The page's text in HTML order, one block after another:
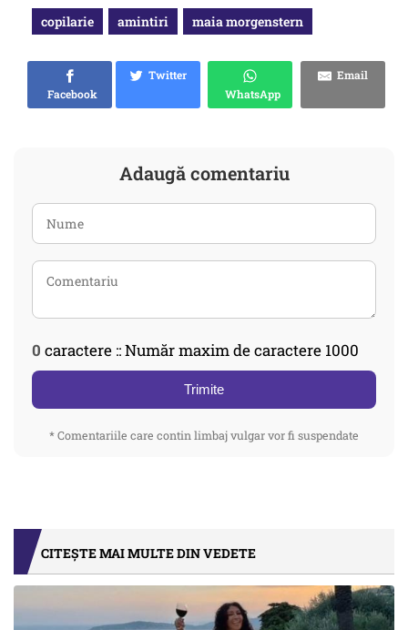
copilarie amintiri maia morgenstern
Facebook
Twitter
WhatsApp
Email
Adaugă comentariu
0 caractere :: Număr maxim de caractere 1000
Trimite
* Comentariile care contin limbaj vulgar vor fi suspendate
CITEȘTE MAI MULTE DIN VEDETE